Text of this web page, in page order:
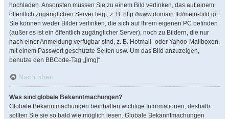
hochladen. Ansonsten müssen Sie zu einem Bild verlinken, das auf einem
öffentlich zugänglichen Server liegt, z. B. http://www.domain.tld/mein-bild.gif.
Sie können weder Bilder verlinken, die sich auf Ihrem eigenen PC befinden
(außer es ist ein öffentlich zugänglicher Server), noch zu Bildern, die nur
nach einer Anmeldung verfügbar sind, z. B. Hotmail- oder Yahoo-Mailboxen,
mit einem Passwort geschützte Seiten usw. Um das Bild anzuzeigen,
benutze den BBCode-Tag „[img]“.
Nach oben
Was sind globale Bekanntmachungen?
Globale Bekanntmachungen beinhalten wichtige Informationen, deshalb
sollten Sie sie so bald wie möglich lesen. Globale Bekanntmachungen